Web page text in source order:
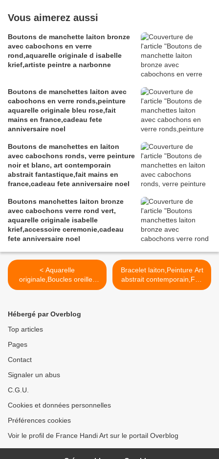
Vous aimerez aussi
Boutons de manchette laiton bronze
avec cabochons en verre
rond,aquarelle originale d isabelle
krief,artiste peintre a narbonne
Boutons de manchettes laiton avec
cabochons en verre ronds,peinture
aquarelle originale bleu rose,fait
mains en france,cadeau fete
anniversaire noel
Boutons de manchettes en laiton
avec cabochons ronds, verre peinture
noir et blanc, art contemporain
abstrait fantastique,fait mains en
france,cadeau fete anniversaire noel
Boutons manchettes laiton bronze
avec cabochons verre rond vert,
aquarelle originale isabelle
krief,accessoire ceremonie,cadeau
fete anniversaire noel
< Aquarelle
originale,Boucles oreilles
dormeuses avec cabochons
narbonne occitanie
france,art abstrait
anniversaire noël,femme
Bracelet laiton,Peinture Art
abstrait contemporain,Fait
mains en France,bleu blanc
Hébergé par Overblog
Top articles
Pages
Contact
Signaler un abus
C.G.U.
Cookies et données personnelles
Préférences cookies
Voir le profil de France Handi Art sur le portail Overblog